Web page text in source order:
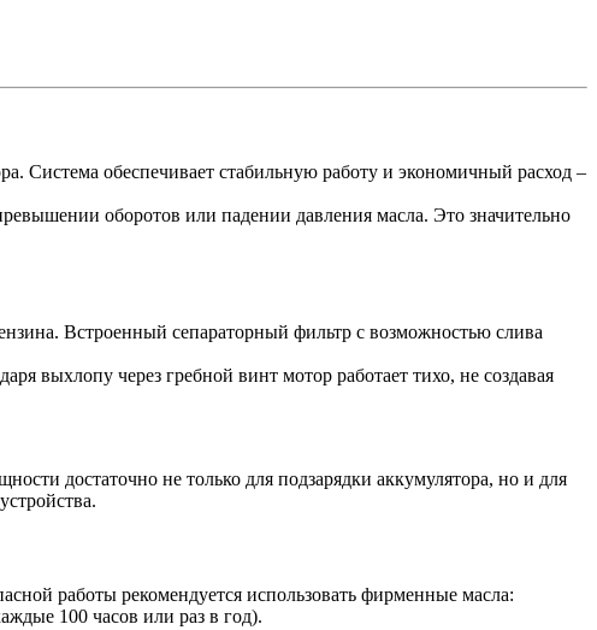
Система обеспечивает стабильную работу и экономичный расход –
оборотов или падении давления масла. Это значительно
Встроенный сепараторный фильтр с возможностью слива
выхлопу через гребной винт мотор работает тихо, не создавая
достаточно не только для подзарядки аккумулятора, но и для
работы рекомендуется использовать фирменные масла:
100 часов или раз в год).